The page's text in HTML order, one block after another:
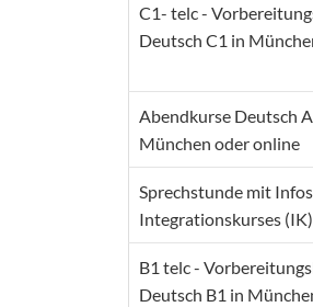
C1- telc -
Deutsch C1 in
Abendkurse Deutsch
München oder online
Sprechstunde mit
Integrationskurses
B1 telc -
Deutsch B1 in